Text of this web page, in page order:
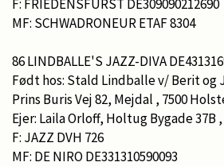
F: FRIEDENSFÜRST DE309090212690
MF: SCHWADRONEUR ETAF 8304
86 LINDBALLE'S JAZZ-DIVA
Født hos: Stald Lindballe v/ Berit og
Prins Buris Vej 82, Mejdal , 7500
Ejer: Laila Orloff, Holtug Bygade 37B
F: JAZZ DVH 726
MF: DE NIRO DE331310590093